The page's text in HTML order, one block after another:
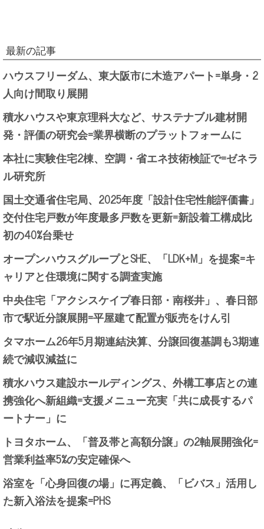
最新の記事
ハウスフリーダム、東大阪市に木造アパート=単身・2
人向け間取り展開
積水ハウスや東京理科大など、サステナブル建材開
発・評価の研究会=業界横断のプラットフォームに
本社に実験住宅2棟、空調・省エネ技術検証で=ゼネラ
ル研究所
国土交通省住宅局、2025年度「設計住宅性能評価書」
交付住宅戸数が年度最多戸数を更新=新設着工構成比
初の40%台乗せ
オープンハウスグループとSHE、「LDK+M」を提案=キ
ャリアと住環境に関する調査実施
中央住宅「アクシスケイプ春日部・南桜井」、春日部
市で駅近分譲展開=平屋建て配置が販売をけん引
タマホーム26年5月期連結決算、分譲回復基調も3期連
続で減収減益に
積水ハウス建設ホールディングス、外構工事店との連
携強化へ新組織=支援メニュー充実「共に成長するパ
ートナー」に
トヨタホーム、「普及帯と高額分譲」の2軸展開強化=
営業利益率5%の安定確保へ
浴室を「心身回復の場」に再定義、「ビバス」活用し
た新入浴法を提案=PHS